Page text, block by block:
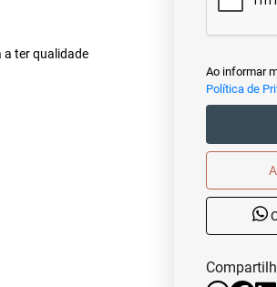
a ter qualidade
Ao informar
Política de